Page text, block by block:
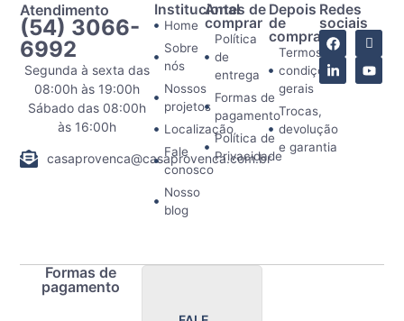
Atendimento
(54) 3066-
6992
Segunda à sexta das
08:00h às 19:00h
Sábado das 08:00h
às 16:00h
casaprovenca@casaprovenca.com.br
Institucional
Home
Sobre
nós
Nossos
projetos
Localização
Fale
conosco
Nosso
blog
Antes de
comprar
Política
de
entrega
Formas de
pagamento
Política de
Privacidade
Depois
de
comprar
Termos e
condições
gerais
Trocas,
devolução
e garantia
Redes
sociais
Formas de
pagamento